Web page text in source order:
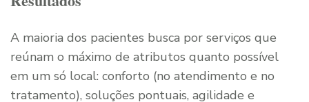
A maioria dos pacientes busca por serviços que
reúnam o máximo de atributos quanto possível
em um só local: conforto (no atendimento e no
tratamento), soluções pontuais, agilidade e